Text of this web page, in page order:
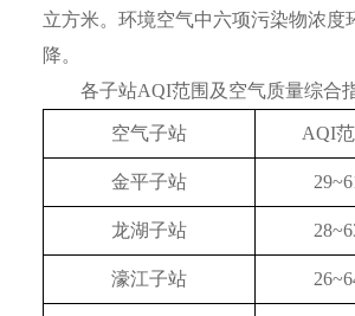
立方米。环境空气中六项污染物浓度
降。
各子站AQI范围及空气质量综合指
空气子站 AQI
金平子站
龙湖子站
濠江子站